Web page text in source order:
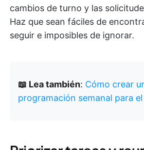
cambios de turno y las
Haz que sean fáciles de
seguir e imposibles de ignorar.
📖 Lea también: Cómo crear
programación semanal para